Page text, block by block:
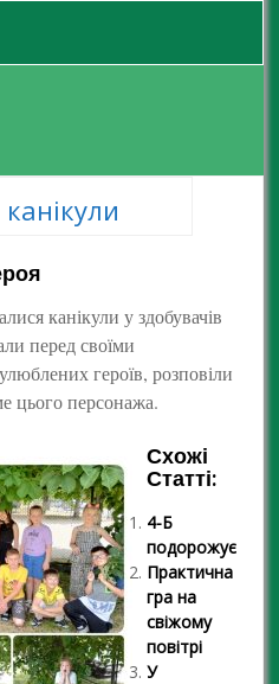
канікули
канікули у здобувачів
перед своїми
героїв, розповіли
цього персонажа.
Схожі
Статті:
4-Б
подорожує
Практична
гра на
свіжому
повітрі
У